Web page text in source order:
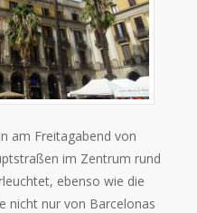
am Freitagabend von
im Zentrum rund
ebenso wie die
nicht nur von Barcelonas